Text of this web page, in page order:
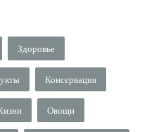
Здоровье
Консервация
Овощи